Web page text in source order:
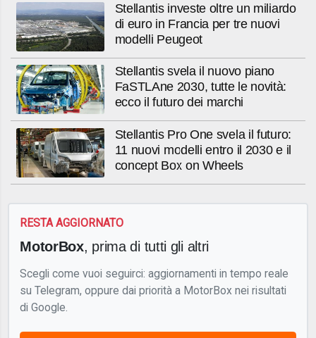
Stellantis investe oltre un miliardo
di euro in Francia per tre nuovi
modelli Peugeot
Stellantis svela il nuovo piano
FaSTLAne 2030, tutte le novità:
ecco il futuro dei marchi
Stellantis Pro One svela il futuro:
11 nuovi modelli entro il 2030 e il
concept Box on Wheels
RESTA AGGIORNATO
MotorBox, prima di tutti gli altri
Scegli come vuoi seguirci: aggiornamenti in tempo reale
su Telegram, oppure dai priorità a MotorBox nei risultati
di Google.